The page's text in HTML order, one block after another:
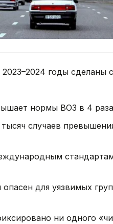
годы сделаны
нормы ВОЗ в 4
тысяч случаев
для уязвимых
ни одного